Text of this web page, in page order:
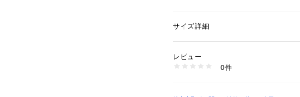
ポリカーボネイト  TPU
性別：レディース
生産国：中国
い
サイズ詳細
レビュー
0件